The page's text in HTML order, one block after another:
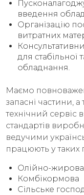
введення
Організацію
витратних
для стабільної
обладнання.
Маємо
запасні частини,
технічний сервіс
стандартів
ведучими
працюють у таких
Олійно-жирова
Комбікормова
Сільське